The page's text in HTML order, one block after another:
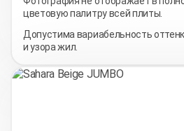
цветовую палитру всей плиты.
Допустима вариабельность
и узора жил.